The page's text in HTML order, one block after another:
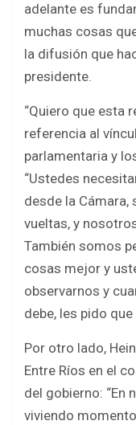
adelante es
muchas cosas
la difusión que
presidente.
“Quiero que esta
referencia al
parlamentaria y
“Ustedes
desde la Cámara,
vueltas, y
También somos
cosas mejor y
observarnos y
debe, les pido
Por otro lado,
Entre Ríos en el
del gobierno: “En
viviendo